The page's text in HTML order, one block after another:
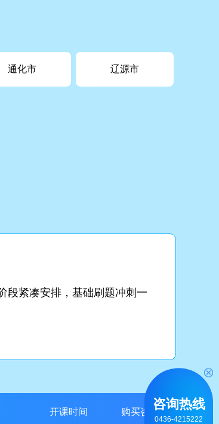
通化市 辽源市
段紧凑安排，基础刷题冲刺一
开课时间 购买咨询
咨询热线
0436-4215222